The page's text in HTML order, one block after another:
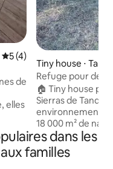
Évaluation moyenne sur
5 (4)
de
elles
Tiny house ⋅ Tandil
Refuge pour deux
Alemana »
🏠 Tiny house
Sierras de Tandil.
environnement
18 000 m² de
centre, idéale
proximité des
forêts, de
dans les
familles